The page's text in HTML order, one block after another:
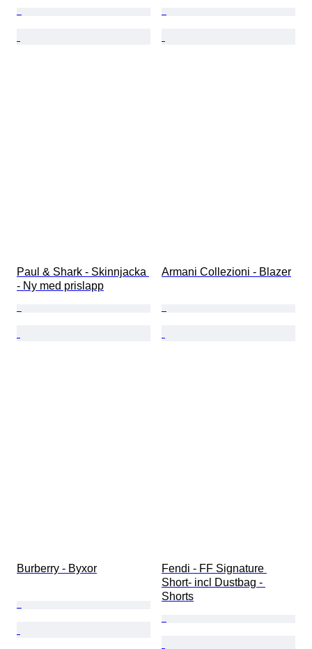
Paul & Shark - Skinnjacka
- Ny med prislapp
Armani Collezioni - Blazer
Burberry - Byxor
Fendi - FF Signature
Short- incl Dustbag -
Shorts